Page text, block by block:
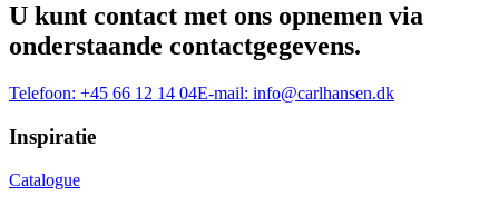
U kunt contact met ons opnemen via
onderstaande contactgegevens.
Telefoon: +45 66 12 14 04E-mail: info@carlhansen.dk
Inspiratie
Catalogue